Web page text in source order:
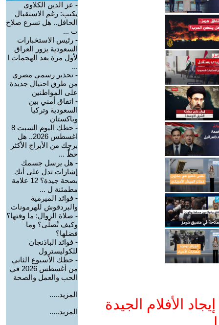
الأفلام الجيدة
- عز الدين الكلاوي
يكتب: رغم الاستقبال
الحافل.. هل تسرع صلاح
ب ...
- رئيس الاستخبارات
السعودية يزور العراق
لأول مرة بعد الهجمات ا
...
- تحذير رسمي مصري
من طرق احتيال جديدة
على المواطنين
- اتفاق أمني بين
السعودية وتركيا
وباكستان
-
حظك اليوم السبت 8
اغسطس 2026.. هل
برجك من الأبراج الأكثر
حظً ...
- هل يرسل جسمك
إشارات تدل على أنك
بصحة جيدة؟ 12 علامة
مطمئنة ل ...
- فوائد الميرمية
والبردقوش للهرمونات
- صلاة الزوال: ما وقتها؟
وكيف تُصلّى؟ وما
فضلها؟
- فوائد الباذنجان
للكوليسترول
- حظك الأسبوع الثاني
من أغسطس 2026 في
الحب والعمل والصحة
المزيد.....
المزيد.....